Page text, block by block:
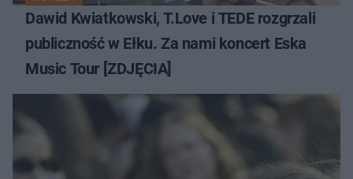
Dawid Kwiatkowski, T.Love i TEDE rozgrzali
publiczność w Ełku. Za nami koncert Eska
Music Tour [ZDJĘCIA]